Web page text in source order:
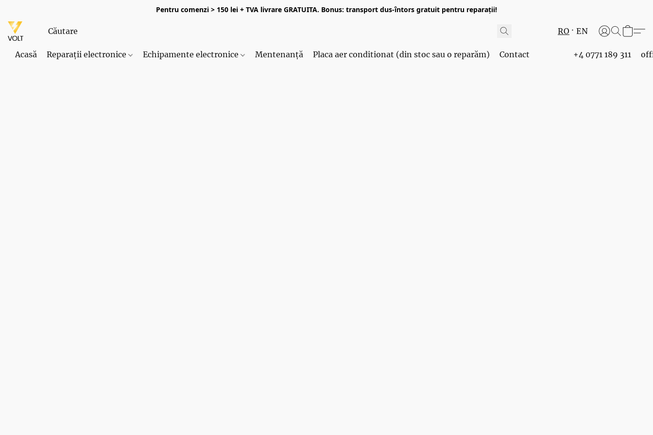
Pentru comenzi > 150 lei + TVA livrare GRATUITA. Bonus: transport dus-întors gratuit pentru reparații!
RO EN
Acasă Reparații electronice Echipamente electronice Mentenanță Placa aer conditionat (din stoc sau o reparăm) Contact +4 0771 189 311